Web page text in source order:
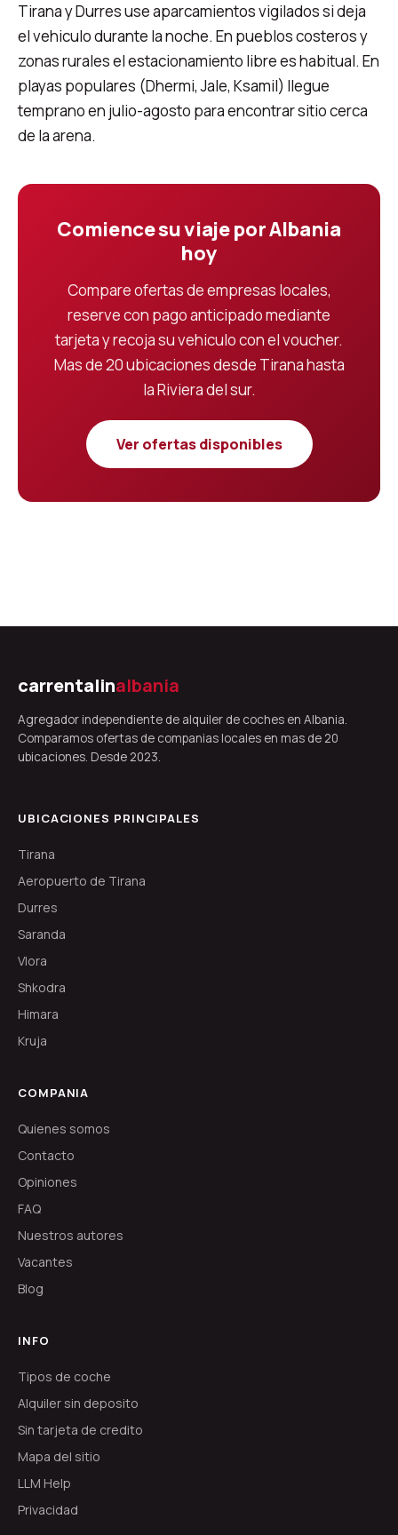
Tirana y Durres use aparcamientos vigilados si deja
el vehiculo durante la noche. En pueblos costeros y
zonas rurales el estacionamiento libre es habitual. En
playas populares (Dhermi, Jale, Ksamil) llegue
temprano en julio-agosto para encontrar sitio cerca
de la arena.
Comience su viaje por Albania
hoy
Compare ofertas de empresas locales,
reserve con pago anticipado mediante
tarjeta y recoja su vehiculo con el voucher.
Mas de 20 ubicaciones desde Tirana hasta
la Riviera del sur.
Ver ofertas disponibles
carrentalinalbania
Agregador independiente de alquiler de coches en Albania.
Comparamos ofertas de companias locales en mas de 20
ubicaciones. Desde 2023.
UBICACIONES PRINCIPALES
Tirana
Aeropuerto de Tirana
Durres
Saranda
Vlora
Shkodra
Himara
Kruja
COMPANIA
Quienes somos
Contacto
Opiniones
FAQ
Nuestros autores
Vacantes
Blog
INFO
Tipos de coche
Alquiler sin deposito
Sin tarjeta de credito
Mapa del sitio
LLM Help
Privacidad